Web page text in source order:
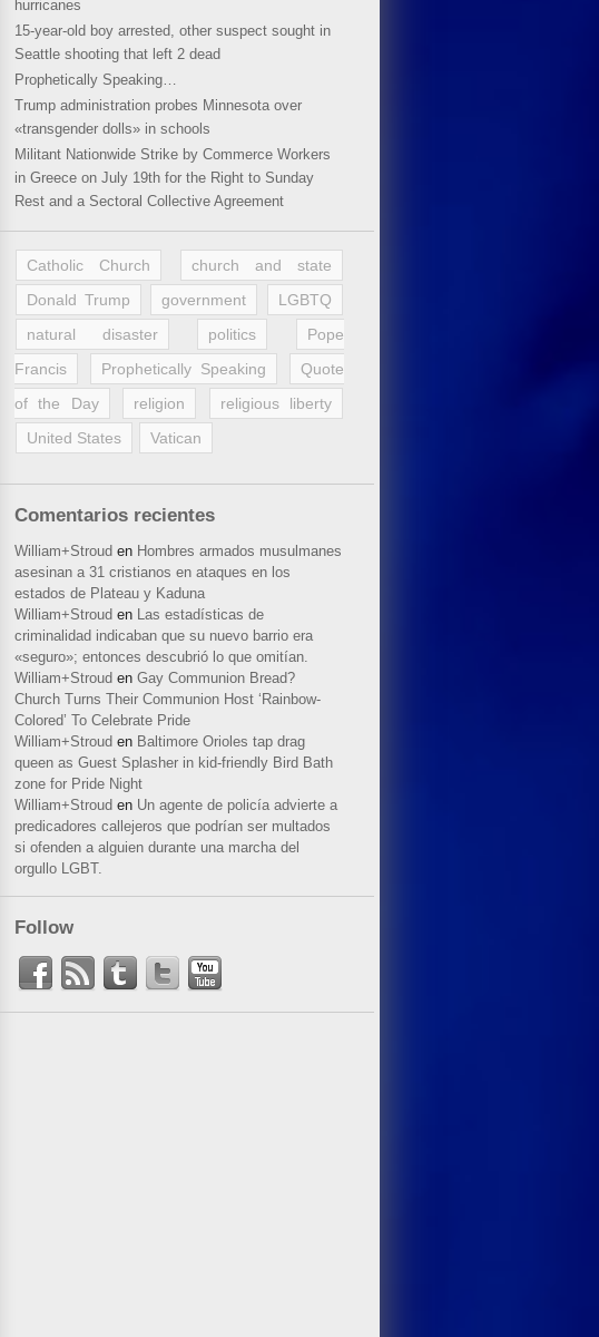
hurricanes
15-year-old boy arrested, other suspect sought in
Seattle shooting that left 2 dead
Prophetically Speaking…
Trump administration probes Minnesota over
«transgender dolls» in schools
Militant Nationwide Strike by Commerce Workers
in Greece on July 19th for the Right to Sunday
Rest and a Sectoral Collective Agreement
Catholic Church
church and state
Donald Trump
government
LGBTQ
natural disaster
politics
Pope
Francis
Prophetically Speaking
Quote
of the Day
religion
religious liberty
United States
Vatican
Comentarios recientes
William+Stroud en Hombres armados musulmanes
asesinan a 31 cristianos en ataques en los
estados de Plateau y Kaduna
William+Stroud en Las estadísticas de
criminalidad indicaban que su nuevo barrio era
«seguro»; entonces descubrió lo que omitían.
William+Stroud en Gay Communion Bread?
Church Turns Their Communion Host ‘Rainbow-
Colored’ To Celebrate Pride
William+Stroud en Baltimore Orioles tap drag
queen as Guest Splasher in kid-friendly Bird Bath
zone for Pride Night
William+Stroud en Un agente de policía advierte a
predicadores callejeros que podrían ser multados
si ofenden a alguien durante una marcha del
orgullo LGBT.
Follow